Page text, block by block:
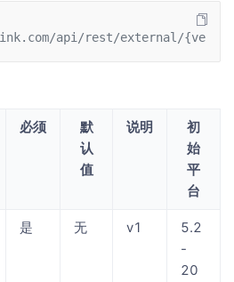
api/rest/external/
必须
默
认
值
说明
初
始
平
台
是 无 v1
5.2
-
20